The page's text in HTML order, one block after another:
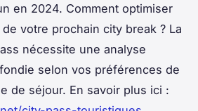
en 2024. Comment optimiser
votre prochain city break ? La
nécessite une analyse
selon vos préférences de
de séjour. En savoir plus ici :